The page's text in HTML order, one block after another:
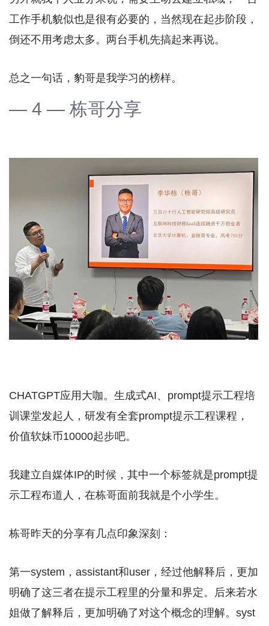
工作手机貌似也是很有必要的，当然现在起步阶段，
倒还不用考虑太多。两台手机先搞起来再说。
总之一句话，豹哥是我学习的榜样。
— 4 — 栋哥分享
CHATGPT应用大咖。生成式AI、prompt提示工程培
训课堂发起人，研发有全套prompt提示工程课程，
价值软妹币10000起步吧。
我建立自媒体IP的时候，其中一个标签就是prompt提
示工程布道人，在栋哥面前我就是个小学生。
栋哥昨天的分享有几点印象深刻：
第一system，assistant和user，经过他解释后，更加
明确了这三者在提示工程里的分量和界定。后来若水
姐做了解释后，更加明确了对这个概念的理解。syst